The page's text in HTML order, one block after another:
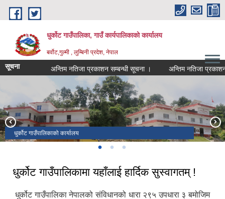
Skip to main content
धुर्कोट गाउँपालिका, गाउँ कार्यपालिकाको कार्यालय
बर्वोट,गुल्मी , लुम्बिनी प्रदेश, नेपाल
सूचना अन्तिम नतिजा प्रकाशन सम्बन्धी सूचना । अन्तिम नतिजा प्रकाशन
धुर्कोट गाउँपालिकाको कार्यालय
एतिहासिक धुर्कोटकोट
धु.गा.पा. केन्द्र रहेकाे ठाउँ बर्वाेट
धुर्कोट गाउँपालिकामा यहाँलाई हार्दिक सुस्वागतम् !
धुर्कोट गाउँपालिका नेपालको संविधानको धारा २९५ उपधारा ३ बमोजिम